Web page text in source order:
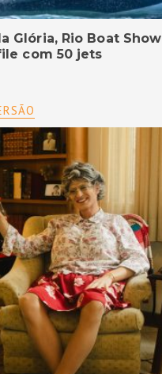
Glória, Rio Boat Show
com 50 jets